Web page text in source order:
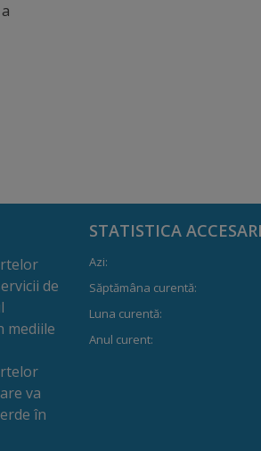
de
mediile
va
în
STATISTICA ACCESARI
Azi:
Săptămâna curentă:
Luna curentă:
Anul curent: